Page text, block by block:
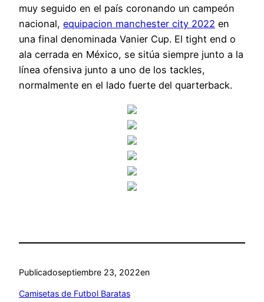
muy seguido en el país coronando un campeón
nacional, equipacion manchester city 2022 en
una final denominada Vanier Cup. El tight end o
ala cerrada en México, se sitúa siempre junto a la
línea ofensiva junto a uno de los tackles,
normalmente en el lado fuerte del quarterback.
Publicadoseptiembre 23, 2022en
Camisetas de Futbol Baratas